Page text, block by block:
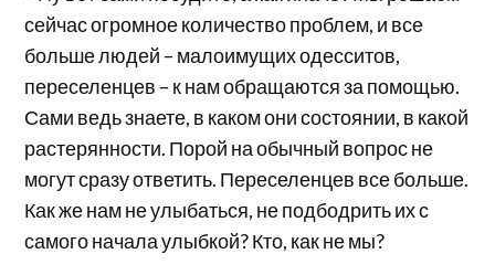
сейчас огромное количество проблем, и все
больше людей – малоимущих одесситов,
переселенцев – к нам обращаются за помощью.
Сами ведь знаете, в каком они состоянии, в какой
растерянности. Порой на обычный вопрос не
могут сразу ответить. Переселенцев все больше.
Как же нам не улыбаться, не подбодрить их с
самого начала улыбкой? Кто, как не мы?